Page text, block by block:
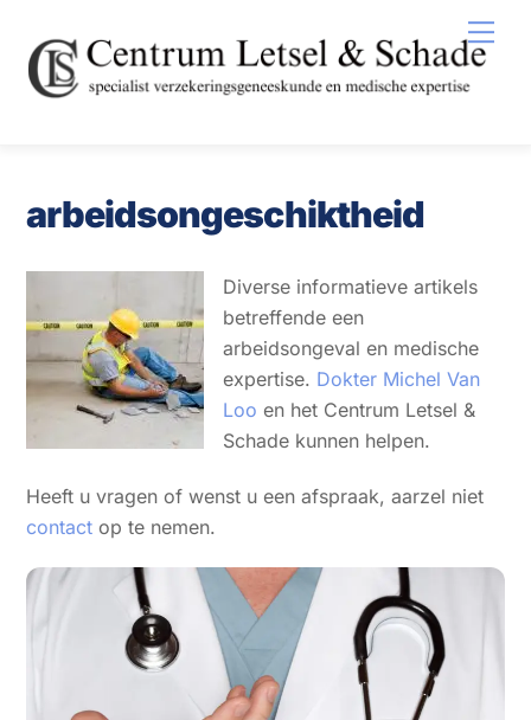
content
arbeidsongeschiktheid
Diverse informatieve artikels
betreffende een
arbeidsongeval en medische
expertise. Dokter Michel Van
Loo en het Centrum Letsel &
Schade kunnen helpen.
Heeft u vragen of wenst u een afspraak, aarzel niet
contact op te nemen.